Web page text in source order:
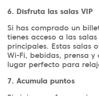
6. Disfruta las salas VIP
Si has comprado un
tienes acceso a las
principales. Estas salas
Wi-Fi, bebidas, prensa y
lugar perfecto para
7. Acumula puntos